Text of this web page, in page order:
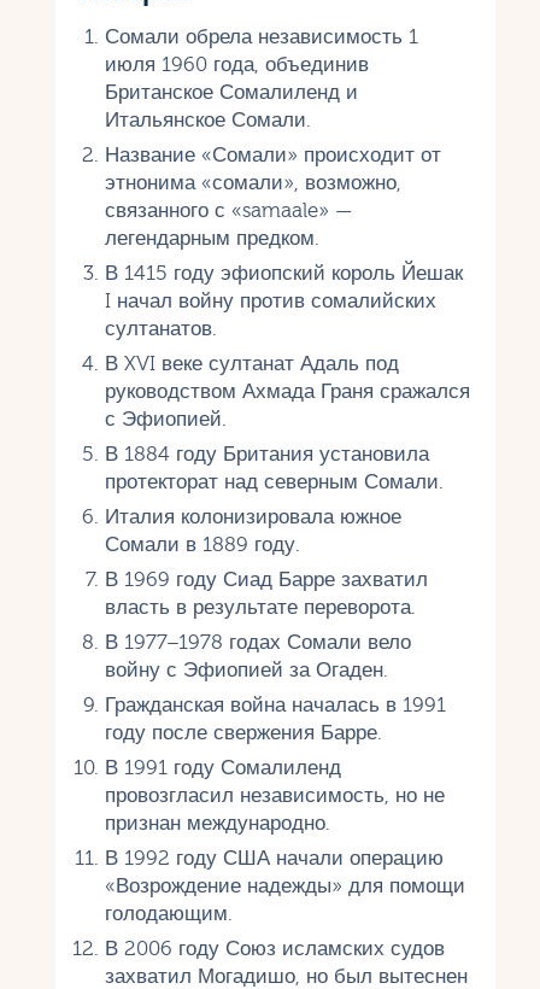
Сомали обрела независимость 1
июля 1960 года, объединив
Британское Сомалиленд и
Итальянское Сомали.
Название «Сомали» происходит от
этнонима «сомали», возможно,
связанного с «samaale» —
легендарным предком.
В 1415 году эфиопский король Йешак
I начал войну против сомалийских
султанатов.
В XVI веке султанат Адаль под
руководством Ахмада Граня сражался
с Эфиопией.
В 1884 году Британия установила
протекторат над северным Сомали.
Италия колонизировала южное
Сомали в 1889 году.
В 1969 году Сиад Барре захватил
власть в результате переворота.
В 1977–1978 годах Сомали вело
войну с Эфиопией за Огаден.
Гражданская война началась в 1991
году после свержения Барре.
В 1991 году Сомалиленд
провозгласил независимость, но не
признан международно.
В 1992 году США начали операцию
«Возрождение надежды» для помощи
голодающим.
В 2006 году Союз исламских судов
захватил Могадишо, но был вытеснен